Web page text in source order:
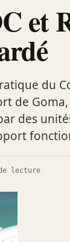
et
du
de
des
lecture